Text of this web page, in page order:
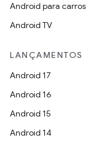
Android para carros
Android TV
LANÇAMENTOS
Android 17
Android 16
Android 15
Android 14